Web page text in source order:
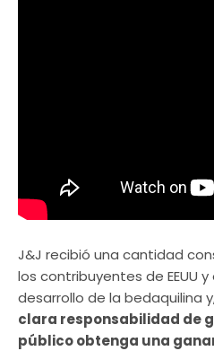
J&J recibió una cantidad
los contribuyentes de EEUU
desarrollo de la bedaquilina
clara responsabilidad de
público obtenga una